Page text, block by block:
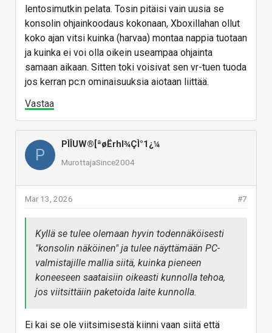
lentosimutkin pelata. Tosin pitäisi vain uusia se
konsolin ohjainkoodaus kokonaan, Xboxillahan ollut
koko ajan vitsi kuinka (harvaa) montaa nappia tuotaan
ja kuinka ei voi olla oikein useampaa ohjainta
samaan aikaan. Sitten toki voisivat sen vr-tuen tuoda
jos kerran pc:n ominaisuuksia aiotaan liittää.
Vastaa
P
PÌÎUW®[ªøËrhl¾ÇÌ°1¿¼
MurottajaSince2004
#7
Mar 13, 2026
Kyllä se tulee olemaan hyvin todennäköisesti
"konsolin näköinen" ja tulee näyttämään PC-
valmistajille mallia siitä, kuinka pieneen
koneeseen saataisiin oikeasti kunnolla tehoa,
jos viitsittäiin paketoida laite kunnolla.
Ei kai se ole viitsimisestä kiinni vaan siitä että